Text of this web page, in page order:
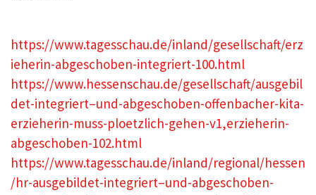
https://www.tagesschau.de/inland/gesellschaft/erz
ieherin-abgeschoben-integriert-100.html
https://www.hessenschau.de/gesellschaft/ausgebil
det-integriert–und-abgeschoben-offenbacher-kita-
erzieherin-muss-ploetzlich-gehen-v1,erzieherin-
abgeschoben-102.html
https://www.tagesschau.de/inland/regional/hessen
/hr-ausgebildet-integriert–und-abgeschoben-